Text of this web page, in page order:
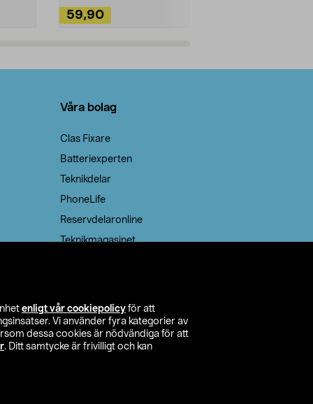
enligt vår cookiepolicy för att
Vi använder fyra kategorier av
dessa cookies är nödvändiga för att
. Ditt samtycke är frivilligt och kan
59,90
Våra bolag
Clas Fixare
Batteriexperten
Teknikdelar
PhoneLife
Reservdelaronline
Teknikmagasinet